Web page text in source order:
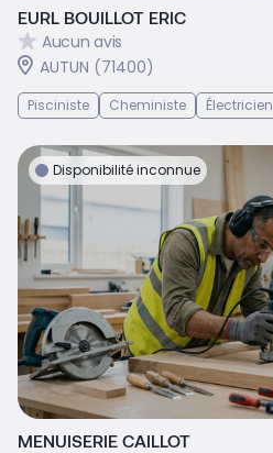
EURL BOUILLOT ERIC
Aucun avis
AUTUN (71400)
Pisciniste Cheministe Électricien
Disponibilité inconnue
MENUISERIE CAILLOT